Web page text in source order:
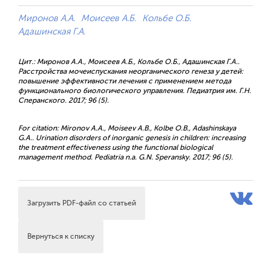
Миронов А.А. Моисеев А.Б.
Кольбе О.Б.
Адашинская Г.А.
Цит.: Миронов А.А., Моисеев А.Б., Кольбе О.Б., Адашинская Г.А..
Расстройства мочеиспускания неорганического генеза у детей:
повышение эффективности лечения с применением метода
функционального биологического управления. Педиатрия им. Г.Н.
Сперанского. 2017; 96 (5).
For citation: Mironov A.A., Moiseev A.B., Kolbe O.B., Adashinskaya
G.A.. Urination disorders of inorganic genesis in children: increasing
the treatment effectiveness using the functional biological
management method. Pediatria n.a. G.N. Speransky. 2017; 96 (5).
Загрузить PDF-файл со статьей
Вернуться к списку